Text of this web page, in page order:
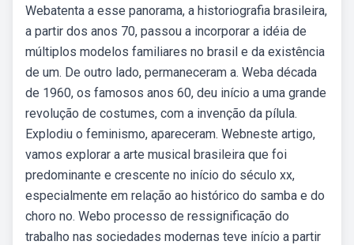
Webatenta a esse panorama, a historiografia brasileira,
a partir dos anos 70, passou a incorporar a idéia de
múltiplos modelos familiares no brasil e da existência
de um. De outro lado, permaneceram a. Weba década
de 1960, os famosos anos 60, deu início a uma grande
revolução de costumes, com a invenção da pílula.
Explodiu o feminismo, apareceram. Webneste artigo,
vamos explorar a arte musical brasileira que foi
predominante e crescente no início do século xx,
especialmente em relação ao histórico do samba e do
choro no. Webo processo de ressignificação do
trabalho nas sociedades modernas teve início a partir